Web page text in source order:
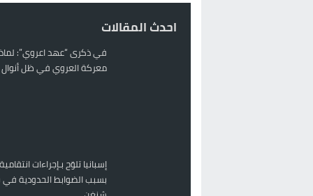
احدث المقالات
في ذكرى “عهد اعروي”:
معركة العروي في ظل
إسبانيا تلوّح بـإجراءات
بسبب الضوابط الحدودية